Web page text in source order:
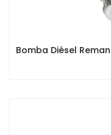
Bomba Diésel